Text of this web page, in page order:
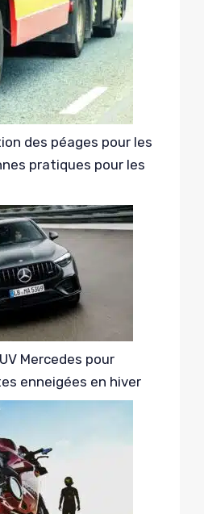
des péages pour les
pratiques pour les
Mercedes pour
enneigées en hiver